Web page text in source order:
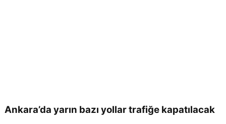
Ankara’da yarın bazı yollar trafiğe kapatılacak